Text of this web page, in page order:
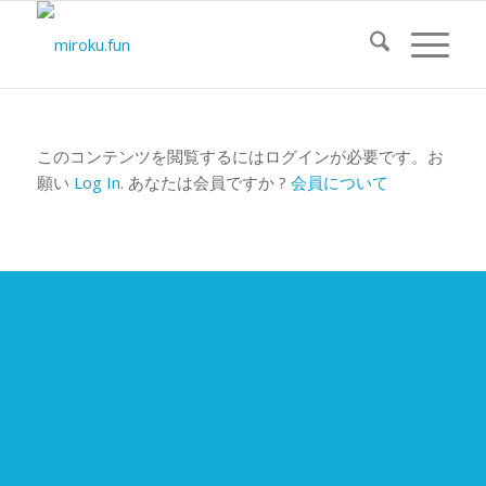
このコンテンツを閲覧するにはログインが必要です。お
願い Log In. あなたは会員ですか ? 会員について